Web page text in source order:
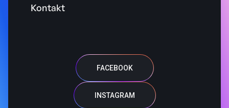
Kontakt
FACEBOOK
INSTAGRAM